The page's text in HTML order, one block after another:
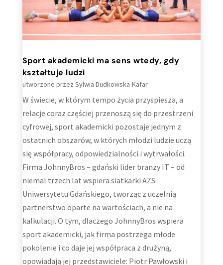
Sport akademicki ma sens wtedy, gdy
kształtuje ludzi
utworzone przez Sylwia Dudkowska-Kafar
W świecie, w którym tempo życia przyspiesza, a
relacje coraz częściej przenoszą się do przestrzeni
cyfrowej, sport akademicki pozostaje jednym z
ostatnich obszarów, w których młodzi ludzie uczą
się współpracy, odpowiedzialności i wytrwałości.
Firma JohnnyBros – gdański lider branży IT – od
niemal trzech lat wspiera siatkarki AZS
Uniwersytetu Gdańskiego, tworząc z uczelnią
partnerstwo oparte na wartościach, a nie na
kalkulacji. O tym, dlaczego JohnnyBros wspiera
sport akademicki, jak firma postrzega młode
pokolenie i co daje jej współpraca z drużyną,
opowiadają jej przedstawiciele: Piotr Pawłowski i